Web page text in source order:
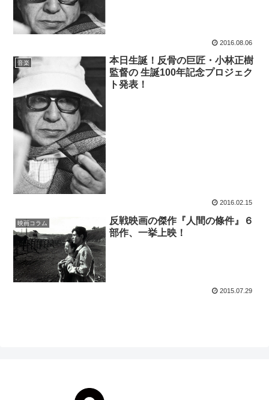
2016.08.06
音楽
本日生誕！反骨の巨匠・小林正樹
監督の 生誕100年記念プロジェク
ト発表！
2016.02.15
映画コラム
反戦映画の傑作『人間の條件』６
部作、一挙上映！
2015.07.29